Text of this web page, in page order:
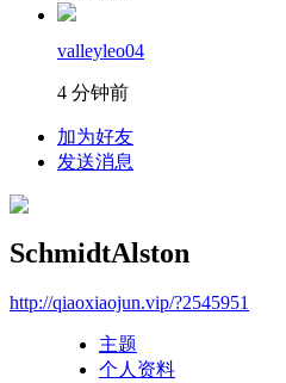
valleyleo04
4 分钟前
加为好友
发送消息
SchmidtAlston
http://qiaoxiaojun.vip/?2545951
主题
个人资料